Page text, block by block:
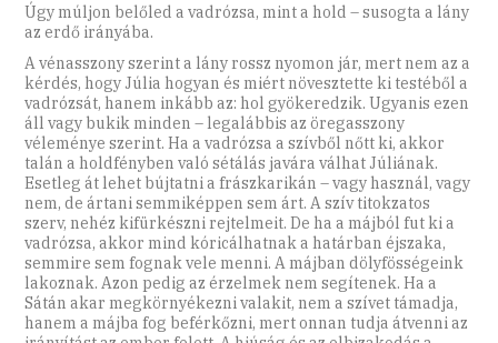
Úgy múljon belőled a vadrózsa, mint a hold – susogta a lány
az erdő irányába.
A vénasszony szerint a lány rossz nyomon jár, mert nem az a
kérdés, hogy Júlia hogyan és miért növesztette ki testéből a
vadrózsát, hanem inkább az: hol gyökeredzik. Ugyanis ezen
áll vagy bukik minden – legalábbis az öregasszony
véleménye szerint. Ha a vadrózsa a szívből nőtt ki, akkor
talán a holdfényben való sétálás javára válhat Júliának.
Esetleg át lehet bújtatni a frászkarikán – vagy használ, vagy
nem, de ártani semmiképpen sem árt. A szív titokzatos
szerv, nehéz kifürkészni rejtelmeit. De ha a májból fut ki a
vadrózsa, akkor mind kóricálhatnak a határban éjszaka,
semmire sem fognak vele menni. A májban dölyfösségeink
lakoznak. Azon pedig az érzelmek nem segítenek. Ha a
Sátán akar megkörnyékezni valakit, nem a szívet támadja,
hanem a májba fog beférkőzni, mert onnan tudja átvenni az